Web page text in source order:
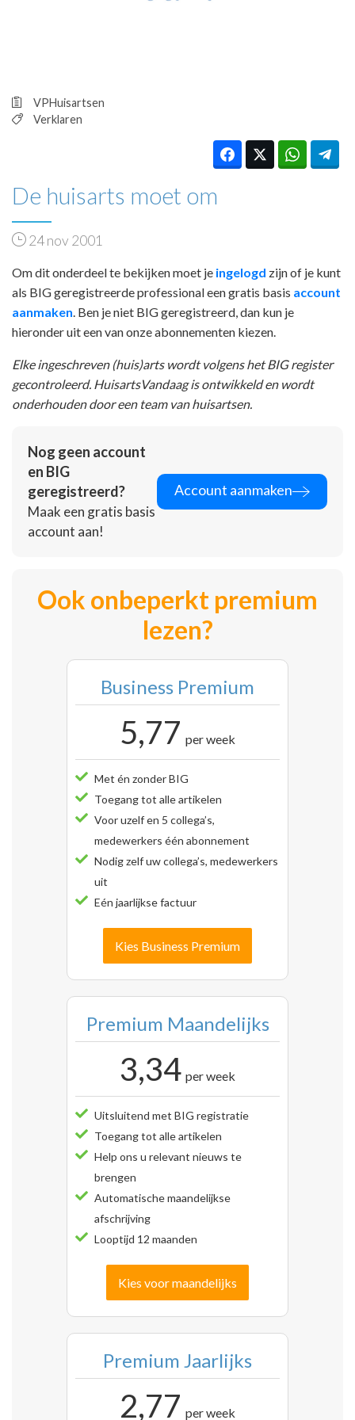
INLOGGEN
VPHuisartsen
Verklaren
De huisarts moet om
24 nov 2001
Om dit onderdeel te bekijken moet je ingelogd zijn of je kunt
als BIG geregistreerde professional een gratis basis account
aanmaken . Ben je niet BIG geregistreerd, dan kun je
hieronder uit een van onze abonnementen kiezen.
Elke ingeschreven (huis)arts wordt volgens het BIG register
gecontroleerd. HuisartsVandaag is ontwikkeld en wordt
onderhouden door een team van huisartsen.
Nog geen account
en BIG
geregistreerd?
Maak een gratis basis
account aan!
Account aanmaken
Ook onbeperkt premium
lezen?
Business Premium
5,77 per week
Met én zonder BIG
Toegang tot alle artikelen
Voor uzelf en 5 collega’s,
medewerkers één abonnement
Nodig zelf uw collega’s, medewerkers
uit
Eén jaarlijkse factuur
Kies Business Premium
Premium Maandelijks
3,34 per week
Uitsluitend met BIG registratie
Toegang tot alle artikelen
Help ons u relevant nieuws te
brengen
Automatische maandelijkse
afschrijving
Looptijd 12 maanden
Kies voor maandelijks
Premium Jaarlijks
2,77 per week